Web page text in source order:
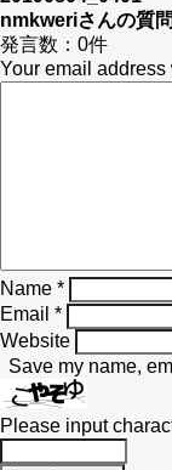
nmkweriさんの質問
発言数： 0件
Your email
Name *
Email *
Website
Save my name,
Please input